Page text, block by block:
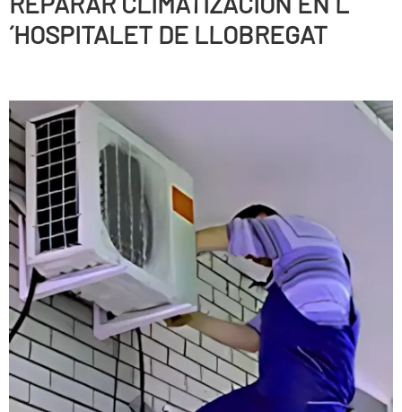
´HOSPITALET DE LLOBREGAT